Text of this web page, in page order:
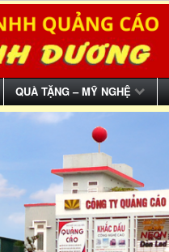
QUÀ TẶNG – MỸ NGHỆ